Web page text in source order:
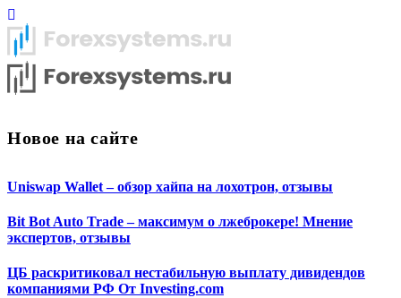
Новое на сайте
Uniswap Wallet – обзор хайпа на лохотрон, отзывы
Bit Bot Auto Trade – максимум о лжеброкере! Мнение
экспертов, отзывы
ЦБ раскритиковал нестабильную выплату дивидендов
компаниями РФ От Investing.com